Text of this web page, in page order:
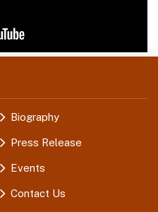
Biography
Press Release
Events
Contact Us